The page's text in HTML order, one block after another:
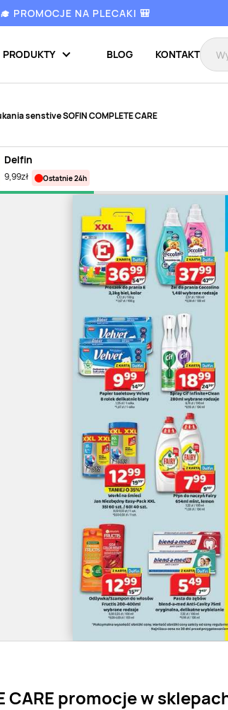
PROMOCJE NA PLECAKI 🎒
PRODUKTY BLOG KONTAKT
senstive SOFIN COMPLETE CARE
Delfin
9,99zł ostatnie 24h
CARE promocje w